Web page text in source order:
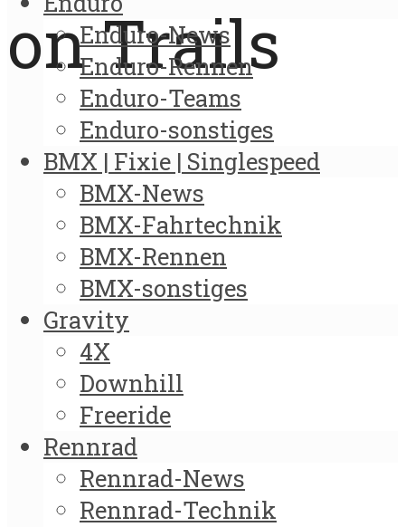
on Trails
Enduro-News
Enduro-Rennen
Enduro-Teams
Enduro-sonstiges
BMX | Fixie | Singlespeed
BMX-News
BMX-Fahrtechnik
BMX-Rennen
BMX-sonstiges
Gravity
4X
Downhill
Freeride
Rennrad
Rennrad-News
Rennrad-Technik